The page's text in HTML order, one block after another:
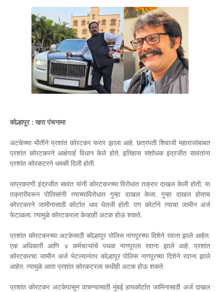
कोल्हापूर : खरा पंचनामा
अटकेच्या भीतीने प्रशांत कोरटकर फरार झाला आहे. छत्रपती शिवाजी महाराजांबाबत
प्रशांत कोरटकरने आक्षेपार्ह विधान केले होते. इतिहास संशोधक इंद्रजीत सावंतांना
प्रशांत कोरकटरने धमकी दिली होती.
याप्रकरणी इंद्रजीत सावंत यांनी कोरटकरच्या विरोधात तक्रार दाखल केली होती. या
तक्रारीवरून पोलिसांनी त्याच्याविरोधात गुन्हा दाखल केला. गुन्हा दाखल होताच
कोरटकरने जामीनासाठी कोर्टात धाव घेतली होती. पण कोर्टाने त्याचा जामीन अर्ज
फेटाळला. त्यामुळे कोरटकरला केव्हाही अटक होऊ शकते.
प्रशांत कोरटकरच्या अटकेसाठी कोल्हापूर पोलिस नागपूरच्या दिशेने रवाना झाले आहेत.
एक अधिकारी आणि ४ कर्मचाऱ्यांचे पथक नागपूरला रवाना झाले आहे. प्रशांत
कोरटकरचा जामीन अर्ज भेटल्यानंतर कोल्हापूर पोलिस नागपूरच्या दिशेने रवाना झाले
आहेत. त्यामुळे आता प्रशांत कोरकटरला कधीही अटक होऊ शकते.
प्रशांत कोरटकर अटकेपासून वाचण्यासाठी मुंबई हायकोर्टात जामिनासाठी अर्ज दाखल